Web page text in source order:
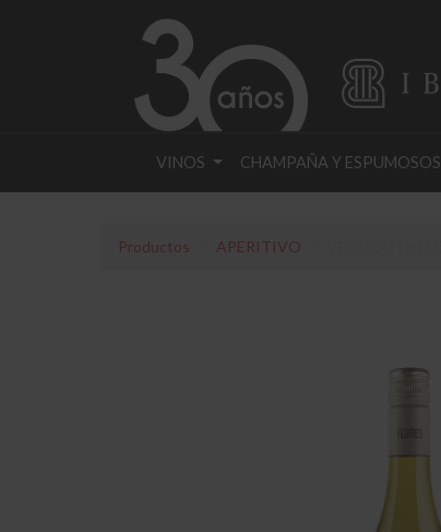
VINOS CHAMPAÑA Y ESPUMOSOS
Productos APERITIVO